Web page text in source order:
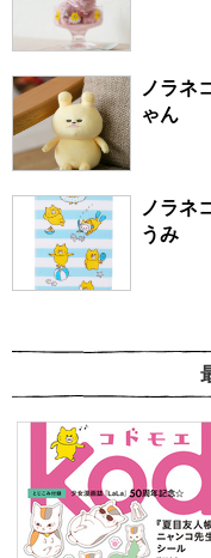
ノラネ
ゃん
ノラネ
うみ